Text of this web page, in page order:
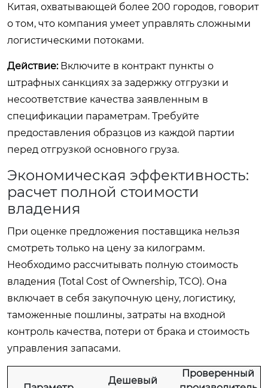
Китая, охватывающей более 200 городов, говорит
о том, что компания умеет управлять сложными
логистическими потоками.
Действие:Включите в контракт пункты о
штрафных санкциях за задержку отгрузки и
несоответствие качества заявленным в
спецификации параметрам. Требуйте
предоставления образцов из каждой партии
перед отгрузкой основного груза.
Экономическая эффективность:
расчет полной стоимости
владения
При оценке предложения поставщика нельзя
смотреть только на цену за килограмм.
Необходимо рассчитывать полную стоимость
владения (Total Cost of Ownership, TCO). Она
включает в себя закупочную цену, логистику,
таможенные пошлины, затраты на входной
контроль качества, потери от брака и стоимость
управления запасами.
Дешевый
Проверенный